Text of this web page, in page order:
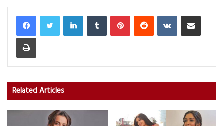
LinkedInTumblr PinterestReddit VKontakteShare via Email
Print
Related Articles